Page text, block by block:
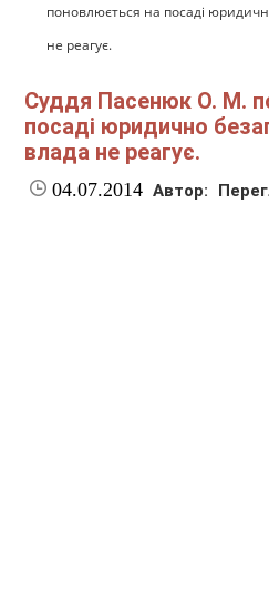
поновлюється на посаді
не реагує.
Суддя Пасенюк О. М.
посаді юридично
влада не реагує.
04.07.2014 Автор: